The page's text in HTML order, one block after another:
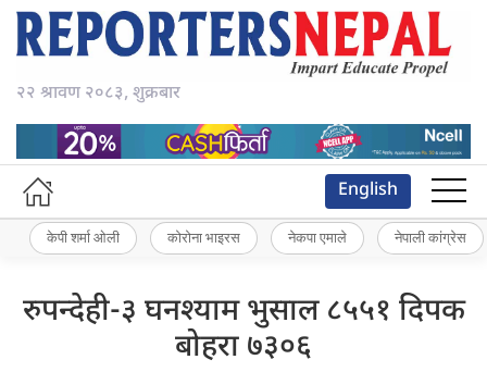
२२ श्रावण २०८३, शुक्रबार
English
केपी शर्मा ओली कोरोना भाइरस नेकपा एमाले नेपाली कांग्रेस
रुपन्देही-३ घनश्याम भुसाल ८५५१ दिपक
बोहरा ७३०६